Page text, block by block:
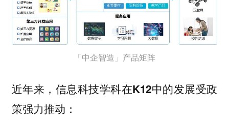
「中企智造」产品矩阵
近年来，信息科技学科在K12中的发展受政
策强力推动：